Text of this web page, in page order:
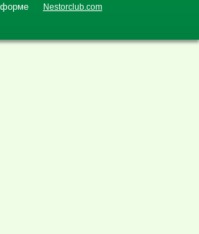
Nestorclub.com